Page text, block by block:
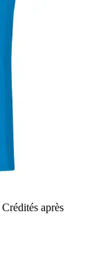
Crédités après